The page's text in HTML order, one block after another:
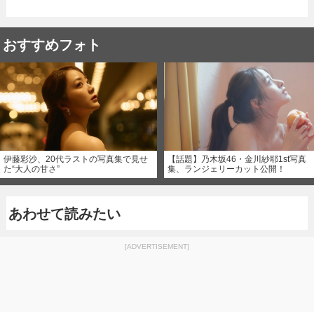
おすすめフォト
伊藤彩沙、20代ラストの写真集で見せ
た“大人の甘さ”
【話題】乃木坂46・金川紗耶1st写真
集、ランジェリーカット公開！
あわせて読みたい
[ADVERTISEMENT]